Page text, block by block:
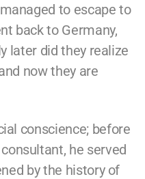
to escape to
back to Germany,
later did they realize
now they are
conscience; before
he served
by the history of